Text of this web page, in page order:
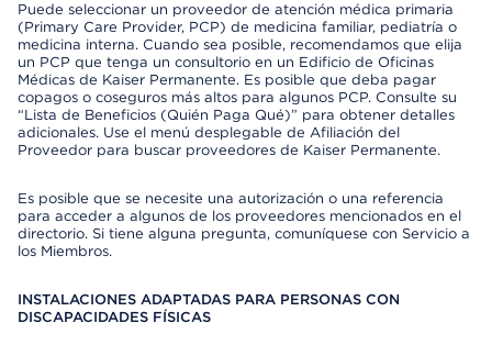
Puede seleccionar un proveedor de atención médica primaria
(Primary Care Provider, PCP) de medicina familiar, pediatría o
medicina interna. Cuando sea posible, recomendamos que elija
un PCP que tenga un consultorio en un Edificio de Oficinas
Médicas de Kaiser Permanente. Es posible que deba pagar
copagos o coseguros más altos para algunos PCP. Consulte su
“Lista de Beneficios (Quién Paga Qué)” para obtener detalles
adicionales. Use el menú desplegable de Afiliación del
Proveedor para buscar proveedores de Kaiser Permanente.
Es posible que se necesite una autorización o una referencia
para acceder a algunos de los proveedores mencionados en el
directorio. Si tiene alguna pregunta, comuníquese con Servicio a
los Miembros.
INSTALACIONES ADAPTADAS PARA PERSONAS CON
DISCAPACIDADES FÍSICAS